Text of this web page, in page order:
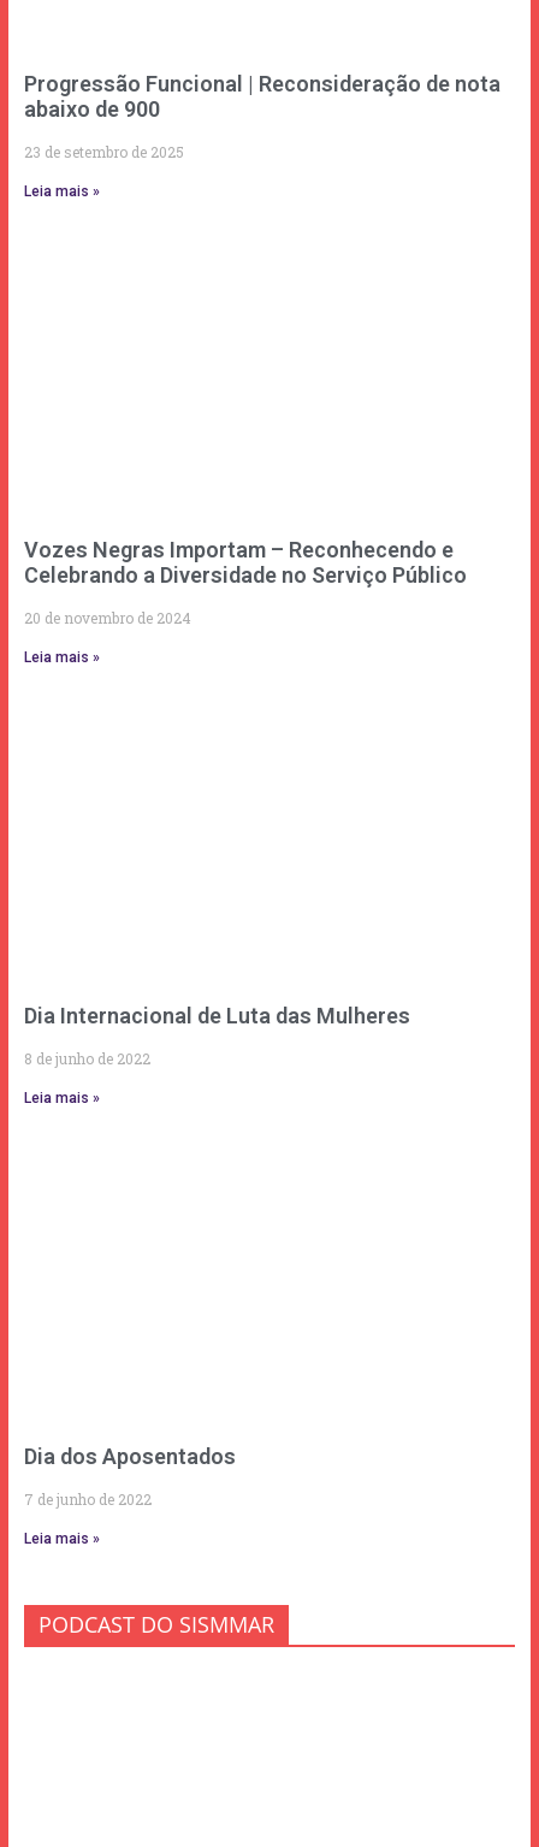
Progressão Funcional | Reconsideração de nota
abaixo de 900
23 de setembro de 2025
Leia mais »
Vozes Negras Importam – Reconhecendo e
Celebrando a Diversidade no Serviço Público
20 de novembro de 2024
Leia mais »
Dia Internacional de Luta das Mulheres
8 de junho de 2022
Leia mais »
Dia dos Aposentados
7 de junho de 2022
Leia mais »
PODCAST DO SISMMAR